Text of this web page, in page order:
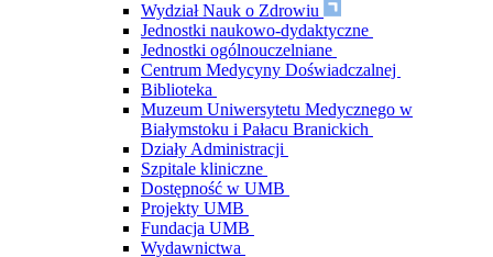
Wydział Nauk o Zdrowiu
Jednostki naukowo-dydaktyczne
Jednostki ogólnouczelniane
Centrum Medycyny Doświadczalnej
Biblioteka
Muzeum Uniwersytetu Medycznego w
Białymstoku i Pałacu Branickich
Działy Administracji
Szpitale kliniczne
Dostępność w UMB
Projekty UMB
Fundacja UMB
Wydawnictwa